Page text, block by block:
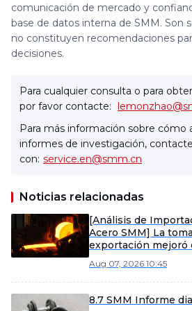
comunicación de mercado y
base de datos interna de SMM. Son
no constituyen recomendaciones
decisiones.
Para cualquier consulta o para
por favor contacte:
Para más información sobre cómo
informes de investigación, contacte
con: service.en@smm.cn
Noticias relacionadas
[Análisis de
Acero SMM] La
exportación mejoró
Aug 07, 2026 10:45
8.7 SMM Informe